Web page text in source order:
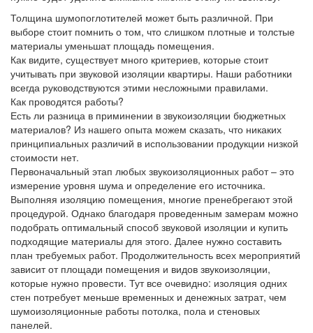
Толщина шумопоглотителей может быть различной. При
выборе стоит помнить о том, что слишком плотные и толстые
материалы уменьшат площадь помещения.
Как видите, существует много критериев, которые стоит
учитывать при звуковой изоляции квартиры. Наши работники
всегда руководствуются этими несложными правилами.
Как проводятся работы?
Есть ли разница в приминении в звукоизоляции бюджетных
материалов? Из нашего опыта можем сказать, что никаких
принципиальных различий в использовании продукции низкой
стоимости нет.
Первоначальный этап любых звукоизоляционных работ – это
измерение уровня шума и определение его источника.
Выполняя изоляцию помещения, многие пренебрегают этой
процедурой. Однако благодаря проведенным замерам можно
подобрать оптимальный способ звуковой изоляции и купить
подходящие материалы для этого. Далее нужно составить
план требуемых работ. Продолжительность всех мероприятий
зависит от площади помещения и видов звукоизоляции,
которые нужно провести. Тут все очевидно: изоляция одних
стен потребует меньше временных и денежных затрат, чем
шумоизоляционные работы потолка, пола и стеновых
панелей.